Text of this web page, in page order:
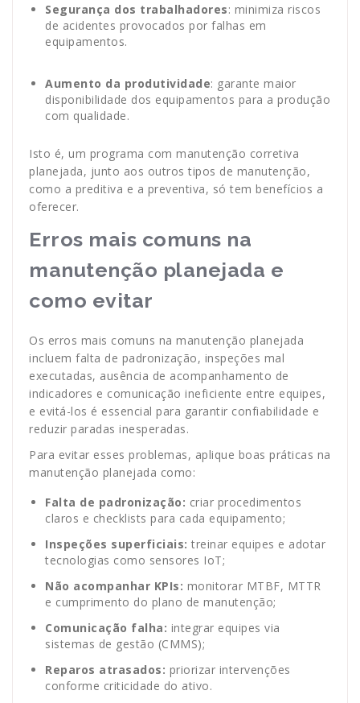
Segurança dos trabalhadores: minimiza riscos
de acidentes provocados por falhas em
equipamentos.
Aumento da produtividade: garante maior
disponibilidade dos equipamentos para a produção
com qualidade.
Isto é, um programa com manutenção corretiva
planejada, junto aos outros tipos de manutenção,
como a preditiva e a preventiva, só tem benefícios a
oferecer.
Erros mais comuns na
manutenção planejada e
como evitar
Os erros mais comuns na manutenção planejada
incluem falta de padronização, inspeções mal
executadas, ausência de acompanhamento de
indicadores e comunicação ineficiente entre equipes,
e evitá-los é essencial para garantir confiabilidade e
reduzir paradas inesperadas.
Para evitar esses problemas, aplique boas práticas na
manutenção planejada como:
Falta de padronização: criar procedimentos
claros e checklists para cada equipamento;
Inspeções superficiais: treinar equipes e adotar
tecnologias como sensores IoT;
Não acompanhar KPIs: monitorar MTBF, MTTR
e cumprimento do plano de manutenção;
Comunicação falha: integrar equipes via
sistemas de gestão (CMMS);
Reparos atrasados: priorizar intervenções
conforme criticidade do ativo.